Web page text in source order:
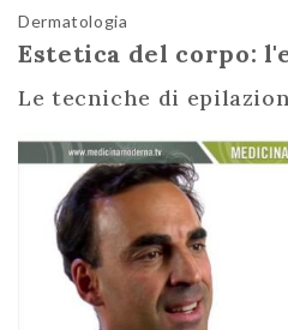
Dermatologia
Estetica del corpo:
Le tecniche di